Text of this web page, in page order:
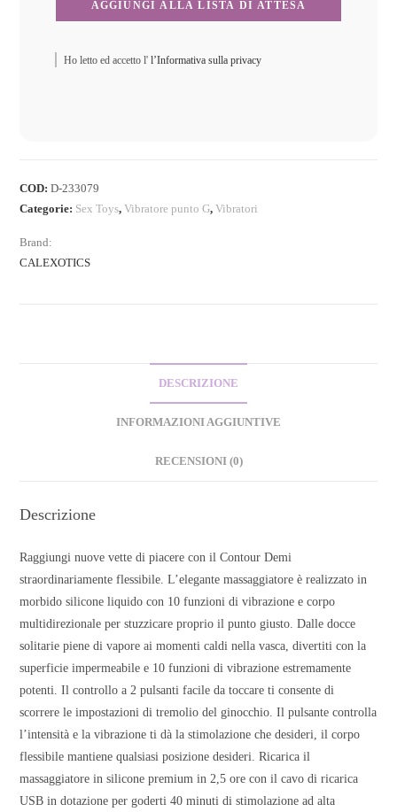
Ho letto ed accetto l' l’Informativa sulla privacy
COD:D-233079
Categorie: Sex Toys,Vibratore punto G,Vibratori
Brand:
CALEXOTICS
DESCRIZIONE
INFORMAZIONI AGGIUNTIVE
RECENSIONI (0)
Descrizione
Raggiungi nuove vette di piacere con il Contour Demi
straordinariamente flessibile. L’elegante massaggiatore è realizzato in
morbido silicone liquido con 10 funzioni di vibrazione e corpo
multidirezionale per stuzzicare proprio il punto giusto. Dalle docce
solitarie piene di vapore ai momenti caldi nella vasca, divertiti con la
superficie impermeabile e 10 funzioni di vibrazione estremamente
potenti. Il controllo a 2 pulsanti facile da toccare ti consente di
scorrere le impostazioni di tremolio del ginocchio. Il pulsante controlla
l’intensità e la vibrazione ti dà la stimolazione che desideri, il corpo
flessibile mantiene qualsiasi posizione desideri. Ricarica il
massaggiatore in silicone premium in 2,5 ore con il cavo di ricarica
USB in dotazione per goderti 40 minuti di stimolazione ad alta